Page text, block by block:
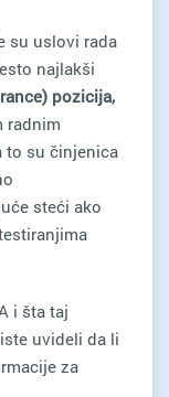
su uslovi rada
najlakši
pozicija,
radnim
to su činjenica
steći ako
i šta taj
uvideli da li
za